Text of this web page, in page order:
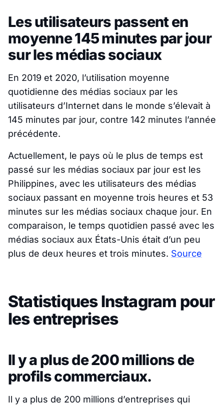
Les utilisateurs passent en
moyenne 145 minutes par jour
sur les médias sociaux
En 2019 et 2020, l’utilisation moyenne
quotidienne des médias sociaux par les
utilisateurs d’Internet dans le monde s’élevait à
145 minutes par jour, contre 142 minutes l’année
précédente.
Actuellement, le pays où le plus de temps est
passé sur les médias sociaux par jour est les
Philippines, avec les utilisateurs des médias
sociaux passant en moyenne trois heures et 53
minutes sur les médias sociaux chaque jour. En
comparaison, le temps quotidien passé avec les
médias sociaux aux États-Unis était d’un peu
plus de deux heures et trois minutes. Source
Statistiques Instagram pour
les entreprises
Il y a plus de 200 millions de
profils commerciaux.
Il y a plus de 200 millions d’entreprises qui